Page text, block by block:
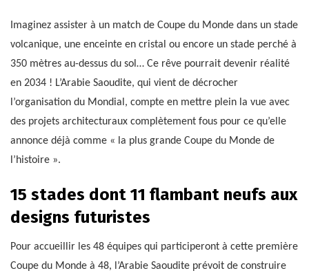
Imaginez assister à un match de Coupe du Monde dans un stade
volcanique, une enceinte en cristal ou encore un stade perché à
350 mètres au-dessus du sol… Ce rêve pourrait devenir réalité
en 2034 ! L’Arabie Saoudite, qui vient de décrocher
l’organisation du Mondial, compte en mettre plein la vue avec
des projets architecturaux complètement fous pour ce qu’elle
annonce déjà comme « la plus grande Coupe du Monde de
l’histoire ».
15 stades dont 11 flambant neufs aux
designs futuristes
Pour accueillir les 48 équipes qui participeront à cette première
Coupe du Monde à 48, l’Arabie Saoudite prévoit de construire